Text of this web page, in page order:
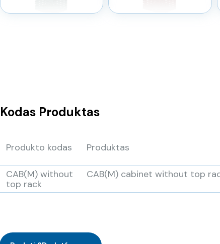
Kodas Produktas
Produkto kodas Produktas
CAB(M) without
top rack
CAB(M) cabinet without top